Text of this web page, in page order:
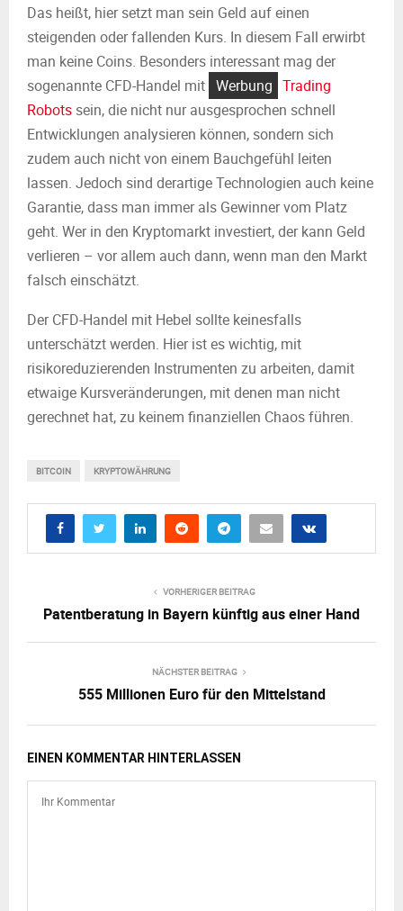
Das heißt, hier setzt man sein Geld auf einen
steigenden oder fallenden Kurs. In diesem Fall erwirbt
man keine Coins. Besonders interessant mag der
sogenannte CFD-Handel mit Werbung Trading
Robots sein, die nicht nur ausgesprochen schnell
Entwicklungen analysieren können, sondern sich
zudem auch nicht von einem Bauchgefühl leiten
lassen. Jedoch sind derartige Technologien auch keine
Garantie, dass man immer als Gewinner vom Platz
geht. Wer in den Kryptomarkt investiert, der kann Geld
verlieren – vor allem auch dann, wenn man den Markt
falsch einschätzt.
Der CFD-Handel mit Hebel sollte keinesfalls
unterschätzt werden. Hier ist es wichtig, mit
risikoreduzierenden Instrumenten zu arbeiten, damit
etwaige Kursveränderungen, mit denen man nicht
gerechnet hat, zu keinem finanziellen Chaos führen.
BITCOIN KRYPTOWÄHRUNG
VORHERIGER BEITRAG
Patentberatung in Bayern künftig aus einer Hand
NÄCHSTER BEITRAG
555 Millionen Euro für den Mittelstand
EINEN KOMMENTAR HINTERLASSEN